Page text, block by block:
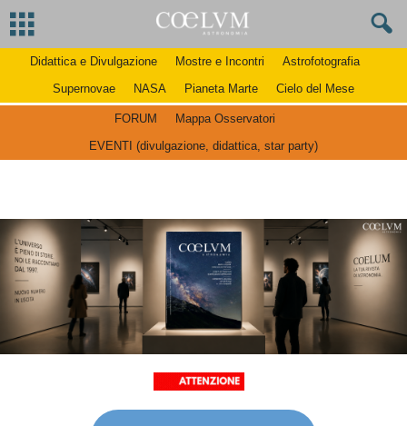
Didattica e Divulgazione Mostre e Incontri
Astrofotografia
Supernovae
NASA Pianeta Marte Cielo del Mese
FORUM
Mappa Osservatori
EVENTI (divulgazione, didattica, star party)